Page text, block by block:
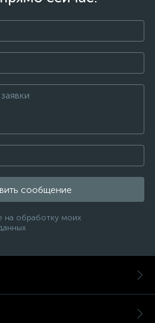
сообщение
на обработку моих